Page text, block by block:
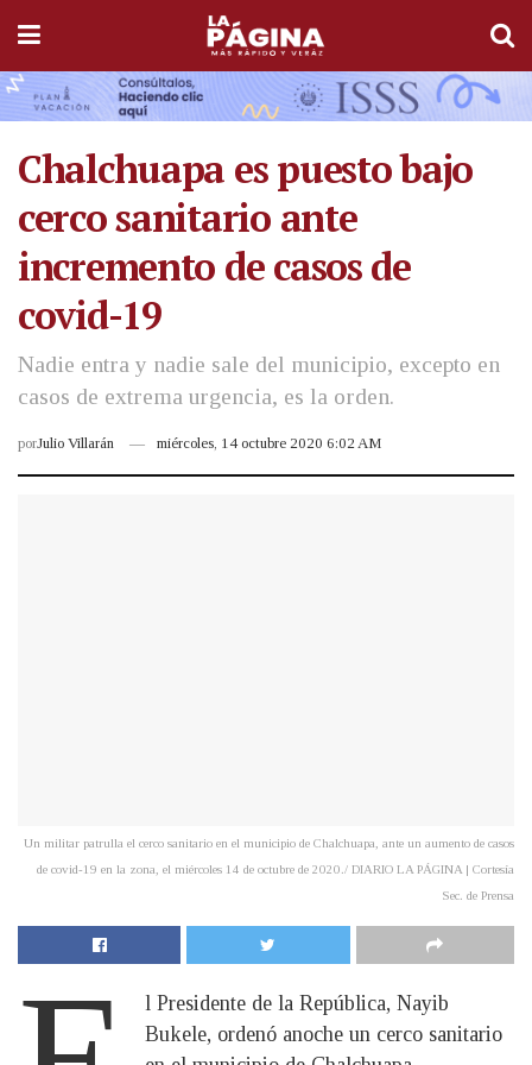
Chalchuapa es puesto bajo
cerco sanitario ante
incremento de casos de
covid-19
Nadie entra y nadie sale del municipio, excepto en
casos de extrema urgencia, es la orden.
porJulio Villarán miércoles, 14 octubre 2020 6:02 AM
Un militar patrulla el cerco sanitario en el municipio de Chalchuapa, ante un aumento de casos
de covid-19 en la zona, el miércoles 14 de octubre de 2020./ DIARIO LA PÁGINA | Cortesía
Sec. de Prensa
l Presidente de la República, Nayib
Bukele, ordenó anoche un cerco sanitario